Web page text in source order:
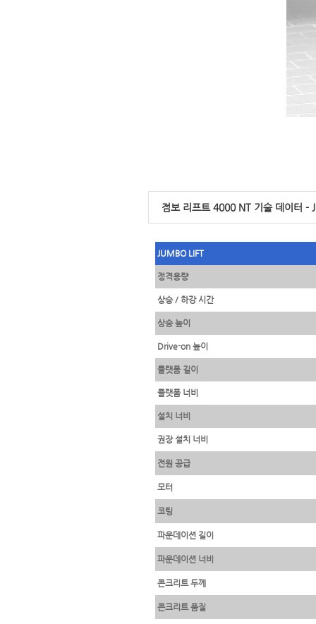
점보 리프트 4000 NT 기술 데이터 -
JUMBO LIFT
정격용량
상승 / 하강 시간
상승 높이
Drive-on 높이
플랫폼 길이
플랫폼 너비
설치 너비
권장 설치 너비
전원 공급
모터
코팅
파운데이션 길이
파운데이션 너비
콘크리트 두께
콘크리트 품질